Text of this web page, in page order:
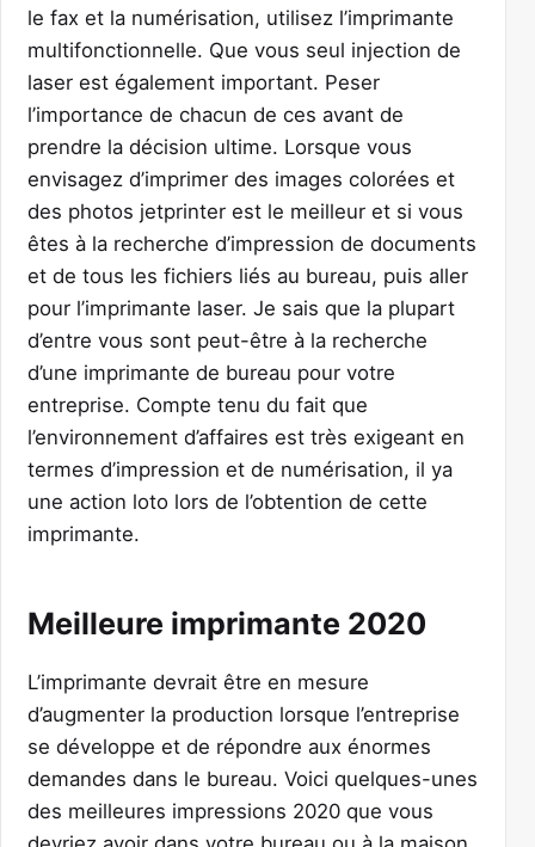
le fax et la numérisation, utilisez l’imprimante
multifonctionnelle. Que vous seul injection de
laser est également important. Peser
l’importance de chacun de ces avant de
prendre la décision ultime. Lorsque vous
envisagez d’imprimer des images colorées et
des photos jetprinter est le meilleur et si vous
êtes à la recherche d’impression de documents
et de tous les fichiers liés au bureau, puis aller
pour l’imprimante laser. Je sais que la plupart
d’entre vous sont peut-être à la recherche
d’une imprimante de bureau pour votre
entreprise. Compte tenu du fait que
l’environnement d’affaires est très exigeant en
termes d’impression et de numérisation, il ya
une action loto lors de l’obtention de cette
imprimante.
Meilleure imprimante 2020
L’imprimante devrait être en mesure
d’augmenter la production lorsque l’entreprise
se développe et de répondre aux énormes
demandes dans le bureau. Voici quelques-unes
des meilleures impressions 2020 que vous